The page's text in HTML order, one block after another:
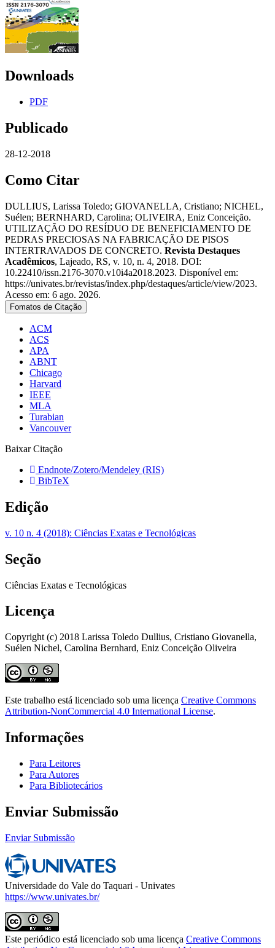
Downloads
PDF
Publicado
28-12-2018
Como Citar
DULLIUS, Larissa Toledo; GIOVANELLA, Cristiano; NICHEL,
Suélen; BERNHARD, Carolina; OLIVEIRA, Eniz Conceição.
UTILIZAÇÃO DO RESÍDUO DE BENEFICIAMENTO DE
PEDRAS PRECIOSAS NA FABRICAÇÃO DE PISOS
INTERTRAVADOS DE CONCRETO. Revista Destaques
Acadêmicos, Lajeado, RS, v. 10, n. 4, 2018. DOI:
10.22410/issn.2176-3070.v10i4a2018.2023. Disponível em:
https://univates.br/revistas/index.php/destaques/article/view/2023.
Acesso em: 6 ago. 2026.
Fomatos de Citação
ACM
ACS
APA
ABNT
Chicago
Harvard
IEEE
MLA
Turabian
Vancouver
Baixar Citação
Endnote/Zotero/Mendeley (RIS)
BibTeX
Edição
v. 10 n. 4 (2018): Ciências Exatas e Tecnológicas
Seção
Ciências Exatas e Tecnológicas
Licença
Copyright (c) 2018 Larissa Toledo Dullius, Cristiano Giovanella,
Suélen Nichel, Carolina Bernhard, Eniz Conceição Oliveira
Este trabalho está licenciado sob uma licença Creative Commons
Attribution-NonCommercial 4.0 International License.
Informações
Para Leitores
Para Autores
Para Bibliotecários
Enviar Submissão
Enviar Submissão
Universidade do Vale do Taquari - Univates
https://www.univates.br/
Este periódico está licenciado sob uma licença Creative Commons